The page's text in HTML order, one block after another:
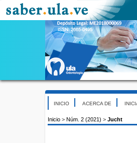
INICIO ACERCA DE
Inicio > Núm. 2 (2021) > Jucht